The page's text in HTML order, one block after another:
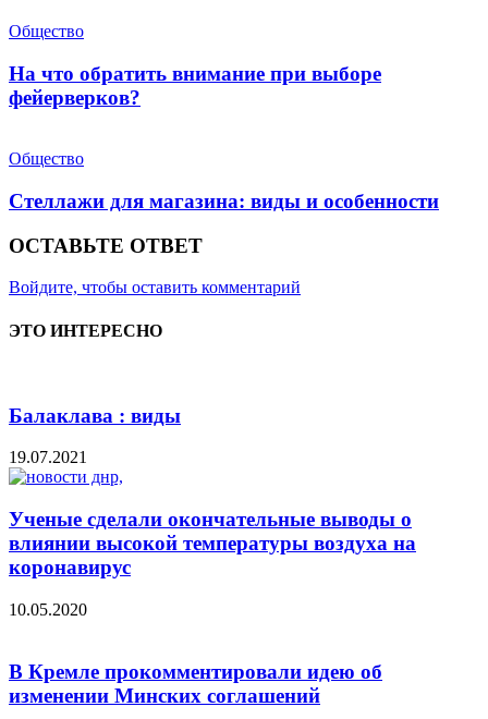
Общество
На что обратить внимание при выборе
фейерверков?
Общество
Стеллажи для магазина: виды и особенности
ОСТАВЬТЕ ОТВЕТ
Войдите, чтобы оставить комментарий
ЭТО ИНТЕРЕСНО
Балаклава : виды
19.07.2021
Ученые сделали окончательные выводы о
влиянии высокой температуры воздуха на
коронавирус
10.05.2020
В Кремле прокомментировали идею об
изменении Минских соглашений